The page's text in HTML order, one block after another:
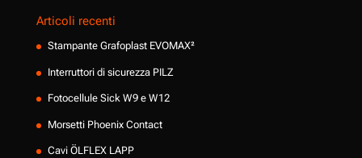
Articoli recenti
Stampante Grafoplast EVOMAX²
Interruttori di sicurezza PILZ
Fotocellule Sick W9 e W12
Morsetti Phoenix Contact
Cavi ÖLFLEX LAPP